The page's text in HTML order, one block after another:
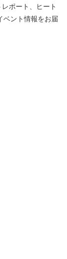
ポート、ヒート
ベント情報をお届